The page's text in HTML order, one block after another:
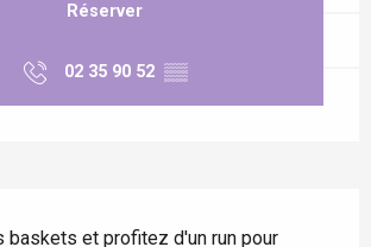
Réserver
02 35 90 52 ▒▒
baskets et profitez d'un run pour